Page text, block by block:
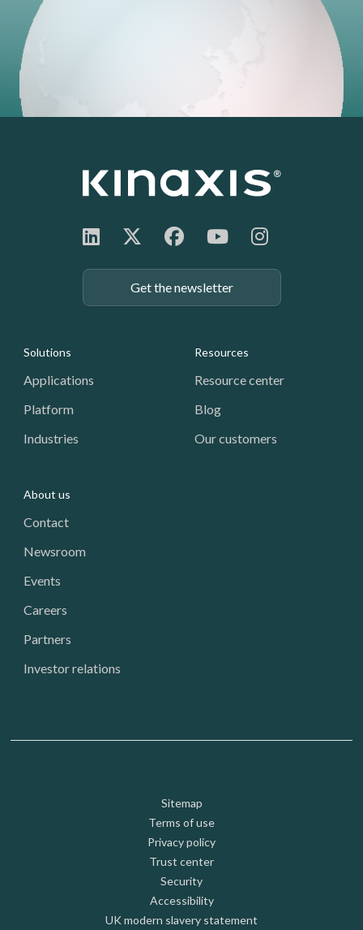
Get the newsletter
Footer: Navigation
Solutions
Applications
Platform
Industries
Resources
Resource center
Blog
Our customers
About us
Contact
Newsroom
Events
Careers
Partners
Investor relations
Footer: Utility
Sitemap
Terms of use
Privacy policy
Trust center
Security
Accessibility
UK modern slavery statement